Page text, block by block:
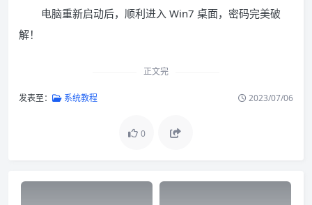
电脑重新启动后，顺利进入 Win7 桌面，密码完美破
解！
正文完
发表至： 系统教程 2023/07/06
0